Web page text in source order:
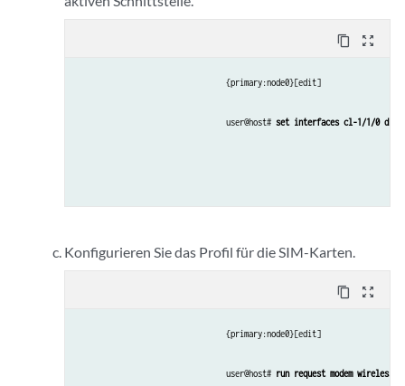
content_copy zoom_out_map
{primary:node0}[edit]
user@host# set interfaces cl-1/1/0
Konfigurieren Sie das Profil für die SIM-Karten.
content_copy zoom_out_map
{primary:node0}[edit]
user@host# run request modem